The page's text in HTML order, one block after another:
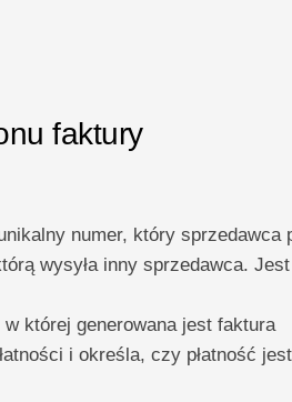
faktury
numer, który sprzedawca
wysyła inny sprzedawca.
której generowana jest faktura
i określa, czy płatność